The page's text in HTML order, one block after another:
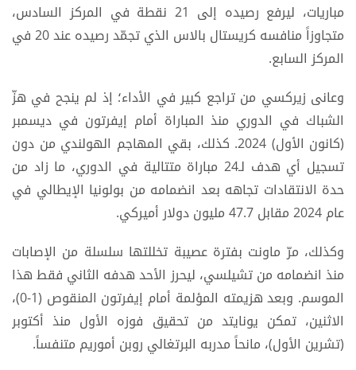
مباريات، ليرفع رصيده إلى 21 نقطة في المركز السادس،
متجاوزاً منافسه كريستال بالاس الذي تجمّد رصيده عند 20 في
المركز السابع.
وعانى زيركسي من تراجع كبير في الأداء؛ إذ لم ينجح في هزّ
الشباك في الدوري منذ المباراة أمام إيفرتون في ديسمبر
(كانون الأول) 2024. كذلك، بقي المهاجم الهولندي من دون
تسجيل أي هدف لـ24 مباراة متتالية في الدوري، ما زاد من
حدة الانتقادات تجاهه بعد انضمامه من بولونيا الإيطالي في
عام 2024 مقابل 47.7 مليون دولار أميركي.
وكذلك، مرّ ماونت بفترة عصيبة تخللتها سلسلة من الإصابات
منذ انضمامه من تشيلسي، ليحرز الأحد هدفه الثاني فقط هذا
الموسم. وبعد هزيمته المؤلمة أمام إيفرتون المنقوص (1-0)،
الاثنين، تمكن يونايتد من تحقيق فوزه الأول منذ أكتوبر
(تشرين الأول)، مانحاً مدربه البرتغالي روبن أموريم متنفساً.